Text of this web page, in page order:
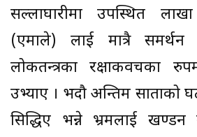
सल्लाघारीमा उपस्थित
(एमाले) लाई मात्रै
लोकतन्त्रका रक्षाकवचका
उभ्याए । भदौ अन्तिम साताको
सिद्धिए भन्ने भ्रमलाई खण्डन